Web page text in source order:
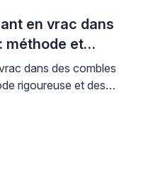
en vrac dans
méthode et
dans des combles
rigoureuse et des
pour garantir la